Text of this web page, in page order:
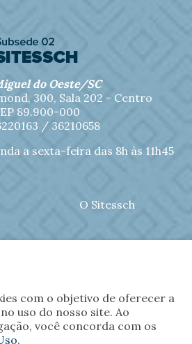
do Oeste/SC
300, Sala 202 - Centro
89.900-000
/ 36210658
a sexta-feira das 8h às 11h45
O Sitessch
Convênios
Contato
com o objetivo de oferecer a
uso do nosso site. Ao
você concorda com os
.